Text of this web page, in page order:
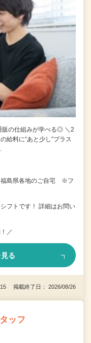
販の仕組みが学べる◎ ＼2
給料に“あと少し”プラス
福島県各地のご自宅 ※フ
フトです！ 詳細はお問い
／
る
15 掲載終了日： 2026/08/26
ッフ